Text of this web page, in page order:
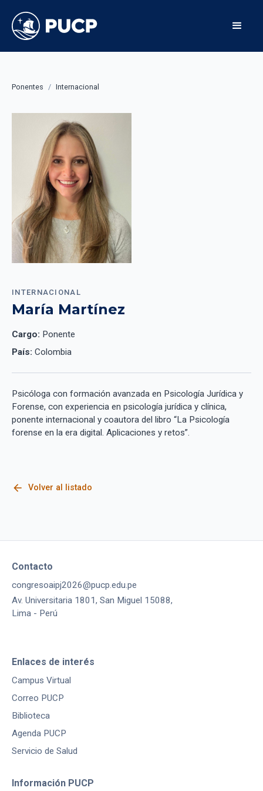
Ponentes / Internacional
INTERNACIONAL
María Martínez
Cargo: Ponente
País: Colombia
Psicóloga con formación avanzada en Psicología Jurídica y
Forense, con experiencia en psicología jurídica y clínica,
ponente internacional y coautora del libro “La Psicología
forense en la era digital. Aplicaciones y retos”.
arrow_back Volver al listado
Contacto
congresoaipj2026@pucp.edu.pe
Av. Universitaria 1801, San Miguel 15088,
Lima - Perú
Enlaces de interés
Campus Virtual
Correo PUCP
Biblioteca
Agenda PUCP
Servicio de Salud
Información PUCP